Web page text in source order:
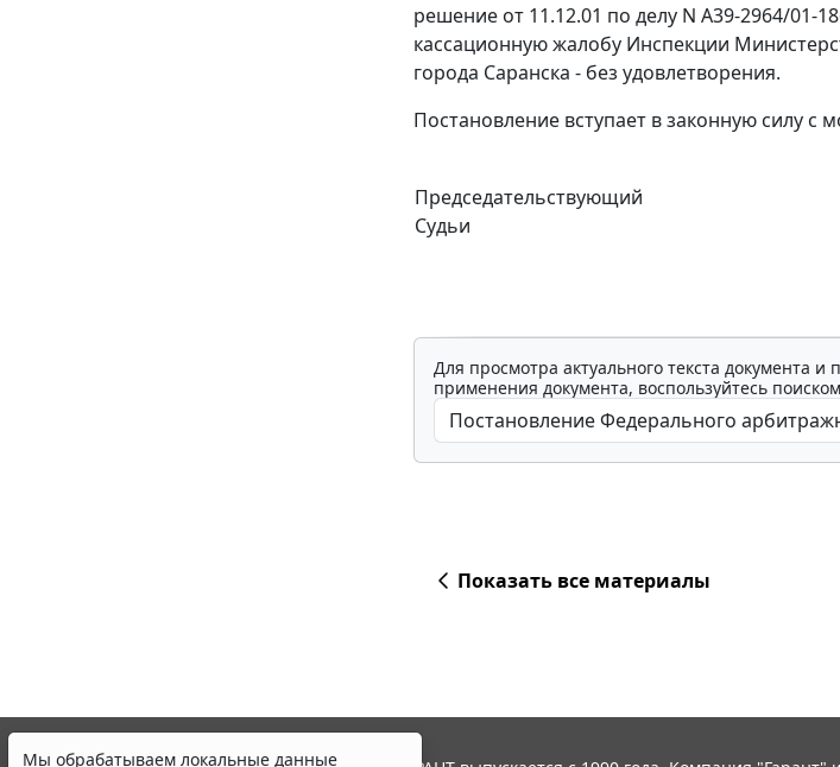
решение от 11.12.01 по делу N А39-2964/01-
кассационную жалобу Инспекции
города Саранска - без удовлетворения.
Постановление вступает в законную силу
Председательствующий
Судьи
Для просмотра актуального текста документа
применения документа, воспользуйтесь
Показать все материалы
Мы обрабатываем локальные данные